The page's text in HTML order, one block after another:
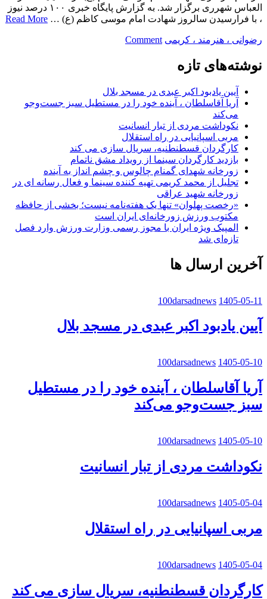
العباس شهرری برگزار شد. به گزارش پایگاه خبری ۱۰۰ درصد نیوز
، با فرارسیدن سالروز شهادت امام موسی کاظم (ع) … Read More
رضوانی ، هنرمند ، کریمی Comment
on
نوشته‌های تازه
آیین یادبود اکبر عبدی در مسجد بلال
آریا آقاسلطان ، آینده خود را در مستطیل سبز جست‌وجو
می‌کند
نکوداشت مردی از تبار انسانیت
مربی اسپانیایی در راه استقلال
کارگردان قسطنطنیه، سریال سازی می کند
بازدید کارگردان سینما از رویداد مشق ناتمام
زورخانه شهدای گمنام چالوس و چشم انداز به آینده
تجلیل از محمد کریمی تهیه کننده سینما و فعال رسانه ای در
زورخانه شهید عراقی
«رخصت پهلوان» تنها یک هفته‌نامه نیست؛ بخشی از حافظه
مکتوب ورزش زورخانه‌ای ایران است
المپیک ویژه ایران با مجوز رسمی وزارت ورزش وارد فصل
تازه‌ای شد
آخرین ارسال ها
100darsadnews 1405-05-11
آیین یادبود اکبر عبدی در مسجد بلال
100darsadnews 1405-05-10
آریا آقاسلطان ، آینده خود را در مستطیل
سبز جست‌وجو می‌کند
100darsadnews 1405-05-10
نکوداشت مردی از تبار انسانیت
100darsadnews 1405-05-04
مربی اسپانیایی در راه استقلال
100darsadnews 1405-05-04
کارگردان قسطنطنیه، سریال سازی می کند